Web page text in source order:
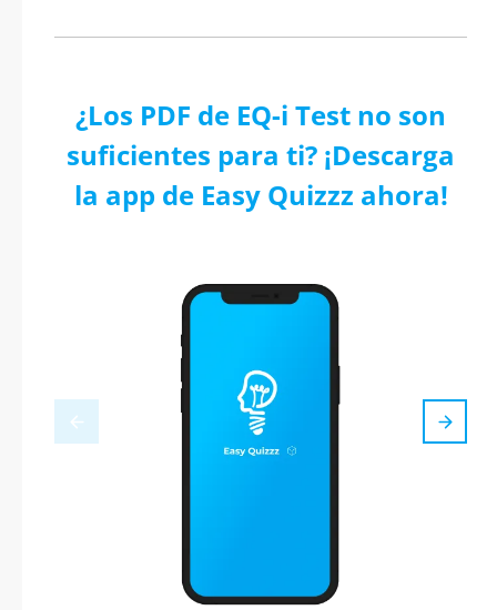
¿Los PDF de EQ-i Test no son
suficientes para ti? ¡Descarga
la app de Easy Quizzz ahora!